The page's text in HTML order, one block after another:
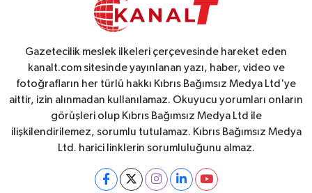
Gazetecilik meslek ilkeleri çerçevesinde hareket eden
kanalt.com sitesinde yayınlanan yazı, haber, video ve
fotoğrafların her türlü hakkı Kıbrıs Bağımsız Medya Ltd'ye
aittir, izin alınmadan kullanılamaz. Okuyucu yorumları onların
görüşleri olup Kıbrıs Bağımsız Medya Ltd ile
ilişkilendirilemez, sorumlu tutulamaz. Kıbrıs Bağımsız Medya
Ltd. harici linklerin sorumluluğunu almaz.